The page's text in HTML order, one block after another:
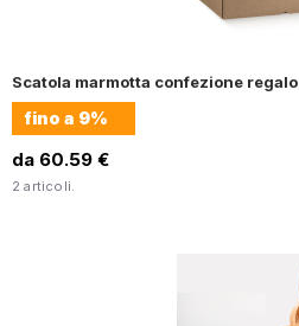
Scatola marmotta confezione regalo
fino a 9%
da 60.59 €
2 articoli.